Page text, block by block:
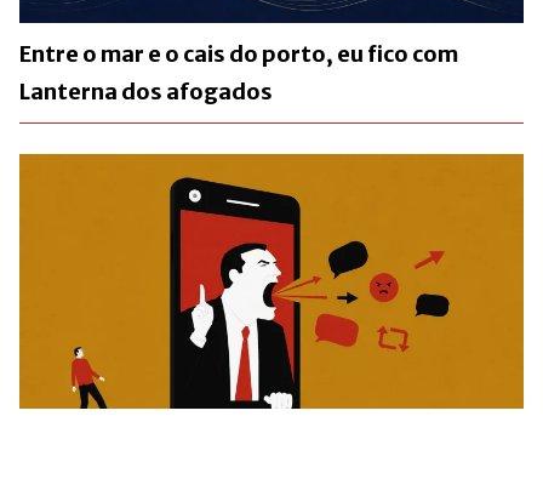
Entre o mar e o cais do porto, eu fico com
Lanterna dos afogados